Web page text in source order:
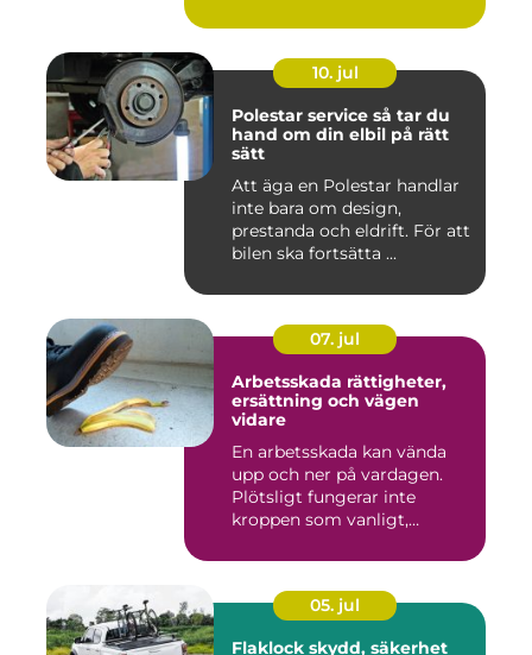
10. jul
Polestar service så tar du
hand om din elbil på rätt
sätt
Att äga en Polestar handlar
inte bara om design,
prestanda och eldrift. För att
bilen ska fortsätta ...
07. jul
Arbetsskada rättigheter,
ersättning och vägen
vidare
En arbetsskada kan vända
upp och ner på vardagen.
Plötsligt fungerar inte
kroppen som vanligt,
05. jul
Flaklock skydd, säkerhet